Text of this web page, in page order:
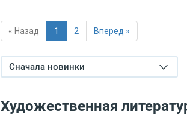
« Назад 1 2 Вперед »
Сначала новинки
Художественная